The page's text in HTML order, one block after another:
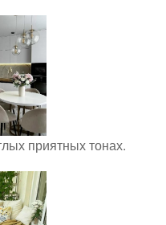
приятных тонах.